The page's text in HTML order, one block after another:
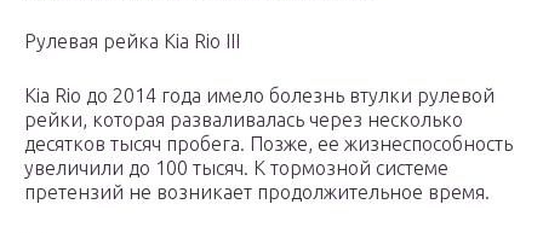
Рулевая рейка Kia Rio III
Kia Rio до 2014 года имело болезнь втулки рулевой
рейки, которая разваливалась через несколько
десятков тысяч пробега. Позже, ее жизнеспособность
увеличили до 100 тысяч. К тормозной системе
претензий не возникает продолжительное время.